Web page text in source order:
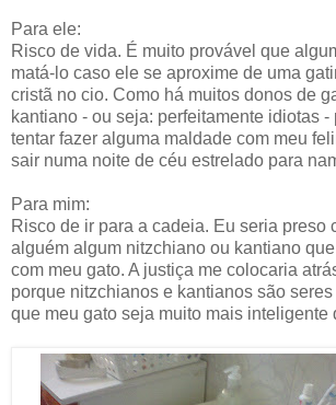
Para ele:
Risco de vida. É muito provável que
matá-lo caso ele se aproxime de uma
cristã no cio. Como há muitos donos de
kantiano - ou seja: perfeitamente idiotas
tentar fazer alguma maldade com meu
sair numa noite de céu estrelado para
Para mim:
Risco de ir para a cadeia. Eu seria preso
alguém algum nitzchiano ou kantiano
com meu gato. A justiça me colocaria
porque nitzchianos e kantianos são
que meu gato seja muito mais inteligente